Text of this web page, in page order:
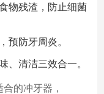
物残渣，防止细菌
预防牙周炎。
、清洁三效合一。
的冲牙器，